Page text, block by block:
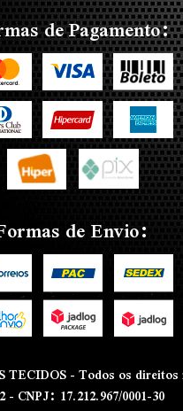
de Pagamento:
de Envio:
- Todos os direitos
- CNPJ: 17.212.967/0001-30